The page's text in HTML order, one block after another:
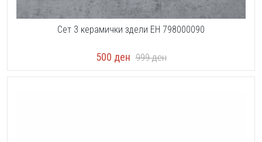
Сет 3 керамички здели EH 798000090
500 ден 999ден